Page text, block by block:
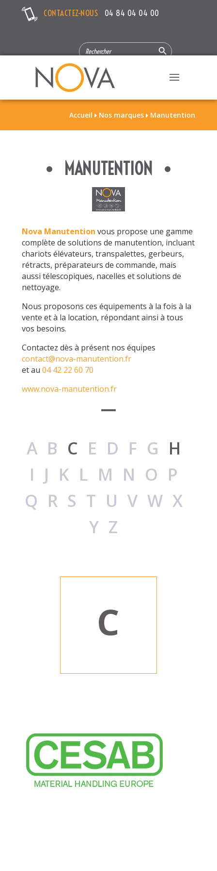
CONTACTEZ-NOUS 04 84 04 04 00
SEARCH
FOR:
Search Button
Accueil  Nos marques  Manutention
MANUTENTION
Nova Manutention vous propose une gamme
complète de solutions de manutention, incluant
chariots élévateurs, transpalettes, gerbeurs,
rétracts, préparateurs de commande, mais
aussi télescopiques, nacelles et solutions de
nettoyage.
Nous proposons ces équipements à la fois à la
vente et à la location, répondant ainsi à tous
vos besoins.
Contactez dès à présent nos équipes
contact@nova-manutention.fr
et au 04 42 22 60 70
www.nova-manutention.fr
AB C EDFG H
IJKLMNOP
QRSTUVWX
YZ
C